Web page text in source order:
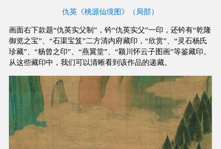
仇英《桃源仙境图》（局部）
画面右下款题“仇英实父制”，钤“仇英实父”一印，还钤有“乾隆
御览之宝”、“石渠宝笈”二方清内府藏印，“欣赏”、“灵石杨氏
珍藏”、“杨曾之印”、“燕翼堂”、“颖川怀云子图画”等鉴藏印。
从这些藏印中，我们可以清晰看到该作品的递藏。